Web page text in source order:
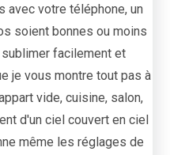
avec votre téléphone, un
soient bonnes ou moins
facilement et
je vous montre tout pas à
vide, cuisine, salon,
d'un ciel couvert en ciel
même les réglages de